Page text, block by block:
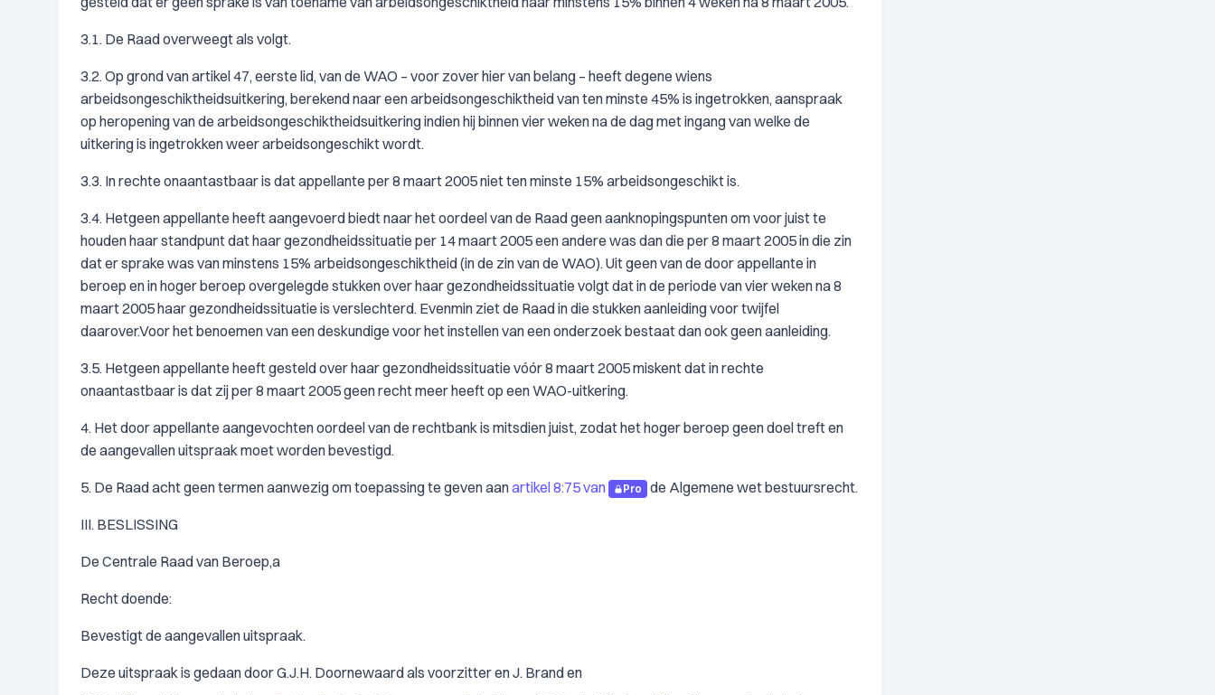
3.1. De Raad overweegt als volgt.
3.2. Op grond van artikel 47, eerste lid, van de WAO – voor zover hier van belang – heeft degene wiens
arbeidsongeschiktheidsuitkering, berekend naar een arbeidsongeschiktheid van ten minste 45% is ingetrokken, aanspraak
op heropening van de arbeidsongeschiktheidsuitkering indien hij binnen vier weken na de dag met ingang van welke de
uitkering is ingetrokken weer arbeidsongeschikt wordt.
3.3. In rechte onaantastbaar is dat appellante per 8 maart 2005 niet ten minste 15% arbeidsongeschikt is.
3.4. Hetgeen appellante heeft aangevoerd biedt naar het oordeel van de Raad geen aanknopingspunten om voor juist te
houden haar standpunt dat haar gezondheidssituatie per 14 maart 2005 een andere was dan die per 8 maart 2005 in die zin
dat er sprake was van minstens 15% arbeidsongeschiktheid (in de zin van de WAO). Uit geen van de door appellante in
beroep en in hoger beroep overgelegde stukken over haar gezondheidssituatie volgt dat in de periode van vier weken na 8
maart 2005 haar gezondheidssituatie is verslechterd. Evenmin ziet de Raad in die stukken aanleiding voor twijfel
daarover.Voor het benoemen van een deskundige voor het instellen van een onderzoek bestaat dan ook geen aanleiding.
3.5. Hetgeen appellante heeft gesteld over haar gezondheidssituatie vóór 8 maart 2005 miskent dat in rechte
onaantastbaar is dat zij per 8 maart 2005 geen recht meer heeft op een WAO-uitkering.
4. Het door appellante aangevochten oordeel van de rechtbank is mitsdien juist, zodat het hoger beroep geen doel treft en
de aangevallen uitspraak moet worden bevestigd.
5. De Raad acht geen termen aanwezig om toepassing te geven aanartikel 8:75 van Pro de Algemene wet bestuursrecht.
III. BESLISSING
De Centrale Raad van Beroep,a
Recht doende:
Bevestigt de aangevallen uitspraak.
Deze uitspraak is gedaan door G.J.H. Doornewaard als voorzitter en J. Brand en